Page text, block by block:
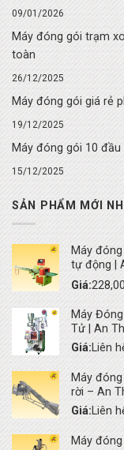
09/01/2026
Máy đóng gói trạm
toàn
26/12/2025
Máy đóng gói giá rẻ
19/12/2025
Máy đóng gói 10
15/12/2025
SẢN PHẨM MỚI
Máy
tự động |
Giá:
Máy
Tử | An
Giá:Liên
Máy
rời – An
Giá:Liên
Máy